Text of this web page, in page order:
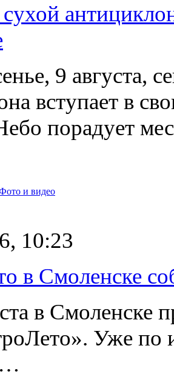
9 августа,
вступает в
порадует
и видео
10:23
в Смоленске
в Смоленске
Уже по